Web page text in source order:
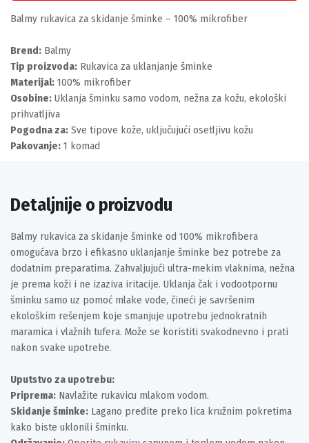
Balmy rukavica za skidanje šminke – 100% mikrofiber
Brend: Balmy
Tip proizvoda: Rukavica za uklanjanje šminke
Materijal: 100% mikrofiber
Osobine: Uklanja šminku samo vodom, nežna za kožu, ekološki
prihvatljiva
Pogodna za: Sve tipove kože, uključujući osetljivu kožu
Pakovanje: 1 komad
Detaljnije o proizvodu
Balmy rukavica za skidanje šminke od 100% mikrofibera
omogućava brzo i efikasno uklanjanje šminke bez potrebe za
dodatnim preparatima. Zahvaljujući ultra-mekim vlaknima, nežna
je prema koži i ne izaziva iritacije. Uklanja čak i vodootpornu
šminku samo uz pomoć mlake vode, čineći je savršenim
ekološkim rešenjem koje smanjuje upotrebu jednokratnih
maramica i vlažnih tufera. Može se koristiti svakodnevno i prati
nakon svake upotrebe.
Uputstvo za upotrebu:
Priprema: Navlažite rukavicu mlakom vodom.
Skidanje šminke: Lagano pređite preko lica kružnim pokretima
kako biste uklonili šminku.